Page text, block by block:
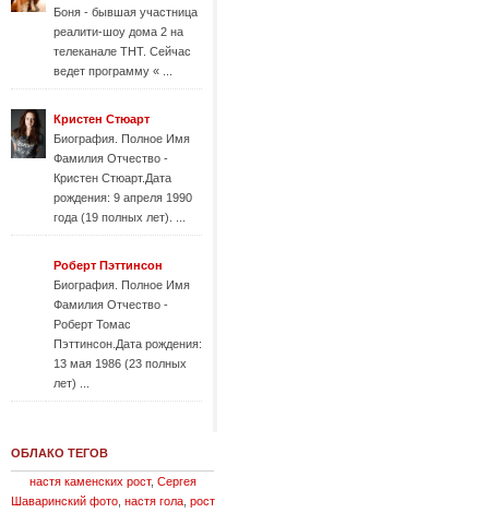
Боня - бывшая участница
реалити-шоу дома 2 на
телеканале ТНТ. Сейчас
ведет программу « ...
Кристен Стюарт
Биография. Полное Имя
Фамилия Отчество -
Кристен Стюарт.Дата
рождения: 9 апреля 1990
года (19 полных лет). ...
Роберт Пэттинсон
Биография. Полное Имя
Фамилия Отчество -
Роберт Томас
Пэттинсон.Дата рождения:
13 мая 1986 (23 полных
лет) ...
ОБЛАКО ТЕГОВ
настя каменских рост, Сергея
Шаваринский фото, настя гола, рост